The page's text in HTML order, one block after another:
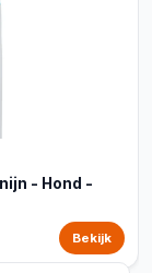
- Hond -
Bekijk